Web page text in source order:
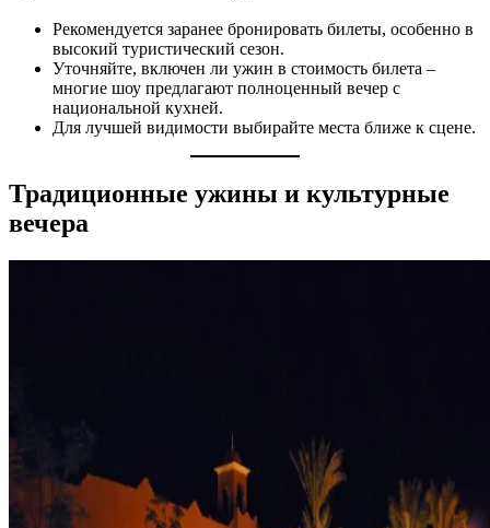
Рекомендуется заранее бронировать билеты, особенно в
высокий туристический сезон.
Уточняйте, включен ли ужин в стоимость билета –
многие шоу предлагают полноценный вечер с
национальной кухней.
Для лучшей видимости выбирайте места ближе к сцене.
Традиционные ужины и культурные
вечера